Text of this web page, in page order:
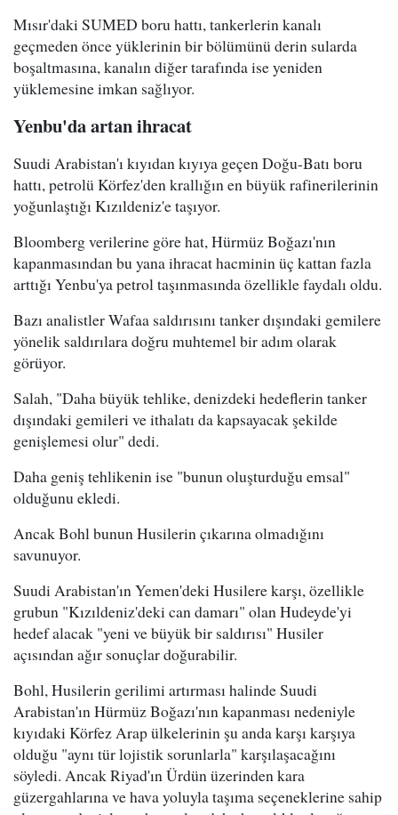
Mısır'daki SUMED boru hattı, tankerlerin kanalı
geçmeden önce yüklerinin bir bölümünü derin sularda
boşaltmasına, kanalın diğer tarafında ise yeniden
yüklemesine imkan sağlıyor.
Yenbu'da artan ihracat
Suudi Arabistan'ı kıyıdan kıyıya geçen Doğu-Batı boru
hattı, petrolü Körfez'den krallığın en büyük rafinerilerinin
yoğunlaştığı Kızıldeniz'e taşıyor.
Bloomberg verilerine göre hat, Hürmüz Boğazı'nın
kapanmasından bu yana ihracat hacminin üç kattan fazla
arttığı Yenbu'ya petrol taşınmasında özellikle faydalı oldu.
Bazı analistler Wafaa saldırısını tanker dışındaki gemilere
yönelik saldırılara doğru muhtemel bir adım olarak
görüyor.
Salah, "Daha büyük tehlike, denizdeki hedeflerin tanker
dışındaki gemileri ve ithalatı da kapsayacak şekilde
genişlemesi olur" dedi.
Daha geniş tehlikenin ise "bunun oluşturduğu emsal"
olduğunu ekledi.
Ancak Bohl bunun Husilerin çıkarına olmadığını
savunuyor.
Suudi Arabistan'ın Yemen'deki Husilere karşı, özellikle
grubun "Kızıldeniz'deki can damarı" olan Hudeyde'yi
hedef alacak "yeni ve büyük bir saldırısı" Husiler
açısından ağır sonuçlar doğurabilir.
Bohl, Husilerin gerilimi artırması halinde Suudi
Arabistan'ın Hürmüz Boğazı'nın kapanması nedeniyle
kıyıdaki Körfez Arap ülkelerinin şu anda karşı karşıya
olduğu "aynı tür lojistik sorunlarla" karşılaşacağını
söyledi. Ancak Riyad'ın Ürdün üzerinden kara
güzergahlarına ve hava yoluyla taşıma seçeneklerine sahip